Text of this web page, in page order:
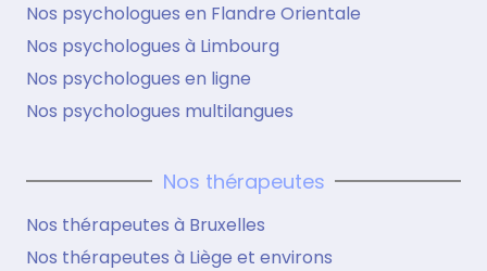
Nos psychologues en Flandre Orientale
Nos psychologues à Limbourg
Nos psychologues en ligne
Nos psychologues multilangues
Nos thérapeutes
Nos thérapeutes à Bruxelles
Nos thérapeutes à Liège et environs